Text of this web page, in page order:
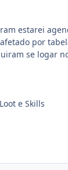
estarei
por
se logar
e Skills